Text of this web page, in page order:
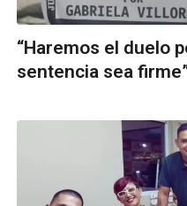
“Haremos el duelo
sentencia sea